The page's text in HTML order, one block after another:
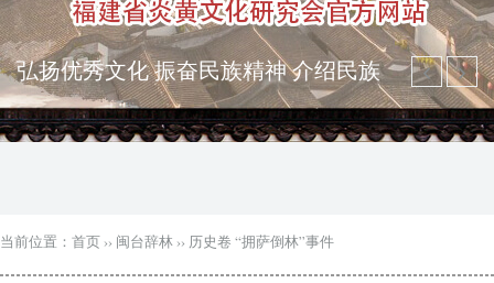
弘扬优秀文化 振奋民族精神 介绍民族
瑰宝 宣传中华精英
突出海西特色 报道台港澳侨 坚持古为
当前位置： 首页 ›› 闽台辞林 ›› 历史卷 “拥萨倒林”事件